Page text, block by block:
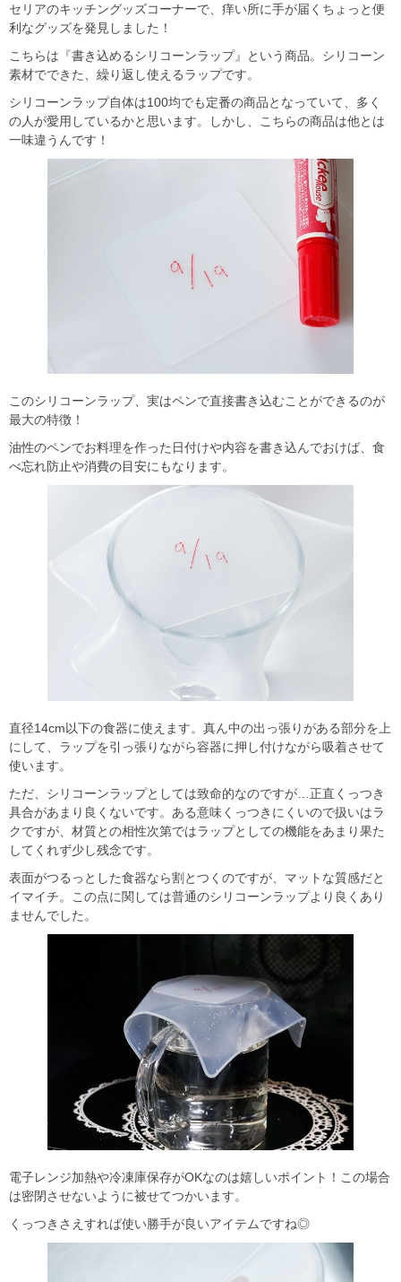
セリアのキッチングッズコーナーで、痒い所に手が届くちょっと便
利なグッズを発見しました！
こちらは『書き込めるシリコーンラップ』という商品。シリコーン
素材でできた、繰り返し使えるラップです。
シリコーンラップ自体は100均でも定番の商品となっていて、多く
の人が愛用しているかと思います。しかし、こちらの商品は他とは
一味違うんです！
このシリコーンラップ、実はペンで直接書き込むことができるのが
最大の特徴！
油性のペンでお料理を作った日付けや内容を書き込んでおけば、食
べ忘れ防止や消費の目安にもなります。
直径14cm以下の食器に使えます。真ん中の出っ張りがある部分を上
にして、ラップを引っ張りながら容器に押し付けながら吸着させて
使います。
ただ、シリコーンラップとしては致命的なのですが…正直くっつき
具合があまり良くないです。ある意味くっつきにくいので扱いはラ
クですが、材質との相性次第ではラップとしての機能をあまり果た
してくれず少し残念です。
表面がつるっとした食器なら割とつくのですが、マットな質感だと
イマイチ。この点に関しては普通のシリコーンラップより良くあり
ませんでした。
電子レンジ加熱や冷凍庫保存がOKなのは嬉しいポイント！この場合
は密閉させないように被せてつかいます。
くっつきさえすれば使い勝手が良いアイテムですね◎